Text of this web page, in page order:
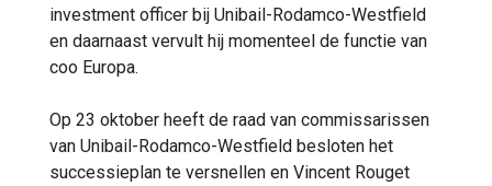
investment officer bij Unibail-Rodamco-Westfield
en daarnaast vervult hij momenteel de functie van
coo Europa.
Op 23 oktober heeft de raad van commissarissen
van Unibail-Rodamco-Westfield besloten het
successieplan te versnellen en Vincent Rouget